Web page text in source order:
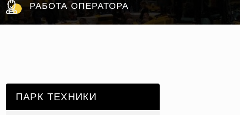
РАБОТА ОПЕРАТОРА
ПАРК ТЕХНИКИ